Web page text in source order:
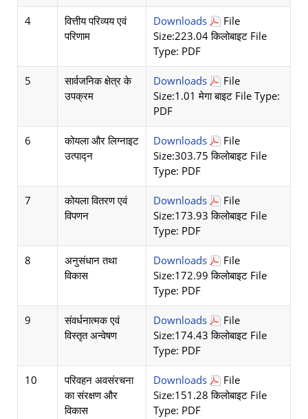
4
वित्तीय परिव्यय एवं
परिणाम
Downloads
File
Size:223.04 किलोबाइट File
Type: PDF
5
सार्वजनिक क्षेत्र के
उपक्रम
Downloads
File
Size:1.01 मेगा बाइट File Type:
PDF
6
कोयला और लिग्नाइट
उत्पाद्न
Downloads
File
Size:303.75 किलोबाइट File
Type: PDF
7
कोयला वितरण एवं
विपणन
Downloads
File
Size:173.93 किलोबाइट File
Type: PDF
8
अनुसंधान तथा
विकास
Downloads
File
Size:172.99 किलोबाइट File
Type: PDF
9
संवर्धनात्मक एवं
विस्तृत अन्वेषण
Downloads
File
Size:174.43 किलोबाइट File
Type: PDF
10
परिवहन अवसंरचना
का संरक्षण और
विकास
Downloads
File
Size:151.28 किलोबाइट File
Type: PDF